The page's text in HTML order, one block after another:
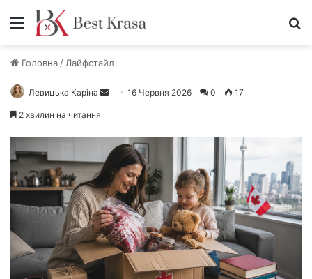
Меню
Головна / Лайфстайл
Левицька Каріна
л
і
т
ь
е
л
16 Червня 2026 0 17
2 хвилин на читання